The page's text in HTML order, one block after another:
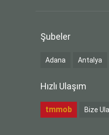
Şubeler
Adana Antalya
Hızlı Ulaşım
tmmob Bize